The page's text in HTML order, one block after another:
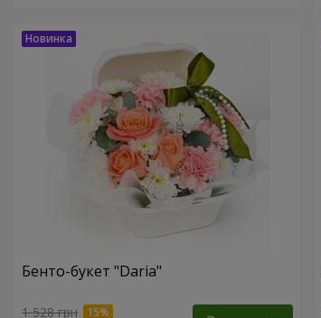
Бенто-букет "Daria"
1 528 грн